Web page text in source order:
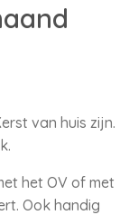
van huis zijn.
het OV of met
Ook handig